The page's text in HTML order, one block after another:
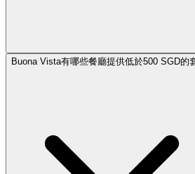
Buona Vista有哪些餐廳提供低於500 SGD的